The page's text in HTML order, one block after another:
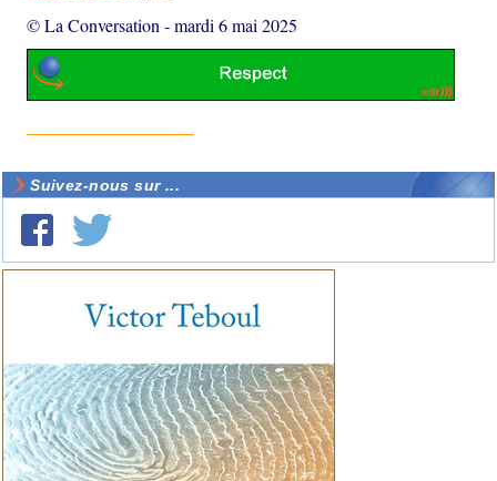
© La Conversation -mardi 6 mai 2025
Suivez-nous sur ...